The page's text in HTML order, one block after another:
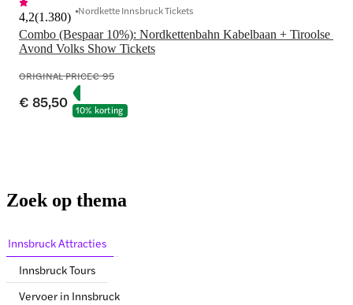
Combo (Bespaar 10%): Nordkettenbahn Kabelbaan + Tiroolse
Avond Volks Show Tickets
4,2(1.380) Nordkette Innsbruck Tickets
ORIGINAL PRICE€ 95
€ 85,50 10% korting
Zoek op thema
Innsbruck Attracties
Innsbruck Tours
Vervoer in Innsbruck